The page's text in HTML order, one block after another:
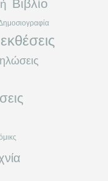
Βιβλίο